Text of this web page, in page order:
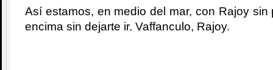
Así estamos, en medio del mar, con Rajoy
encima sin dejarte ir. Vaffanculo, Rajoy.